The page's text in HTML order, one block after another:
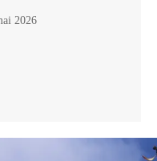
2026